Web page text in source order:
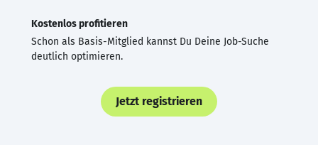
Kostenlos profitieren
Schon als Basis-Mitglied kannst Du Deine Job-Suche
deutlich optimieren.
Jetzt registrieren